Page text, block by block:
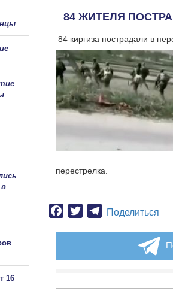
84 ЖИТЕЛЯ
84 киргиза пострадали в
перестрелка.
Facebook
TwitterTelegram
Поделиться
16